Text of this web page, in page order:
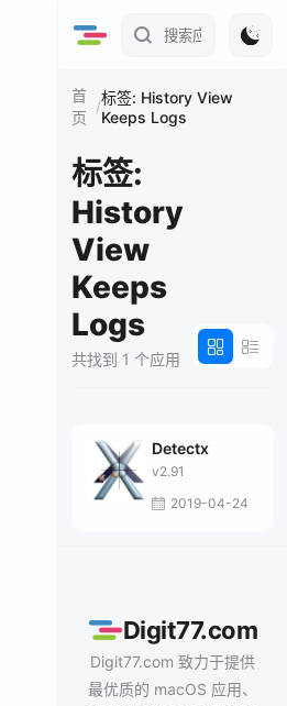
首
页
/标签: History View
Keeps Logs
标签:
History
View
Keeps
Logs
共找到 1 个应用
Detectx
v2.91
2019-04-24
Digit77.com
Digit77.com 致力于提供
最优质的 macOS 应用、